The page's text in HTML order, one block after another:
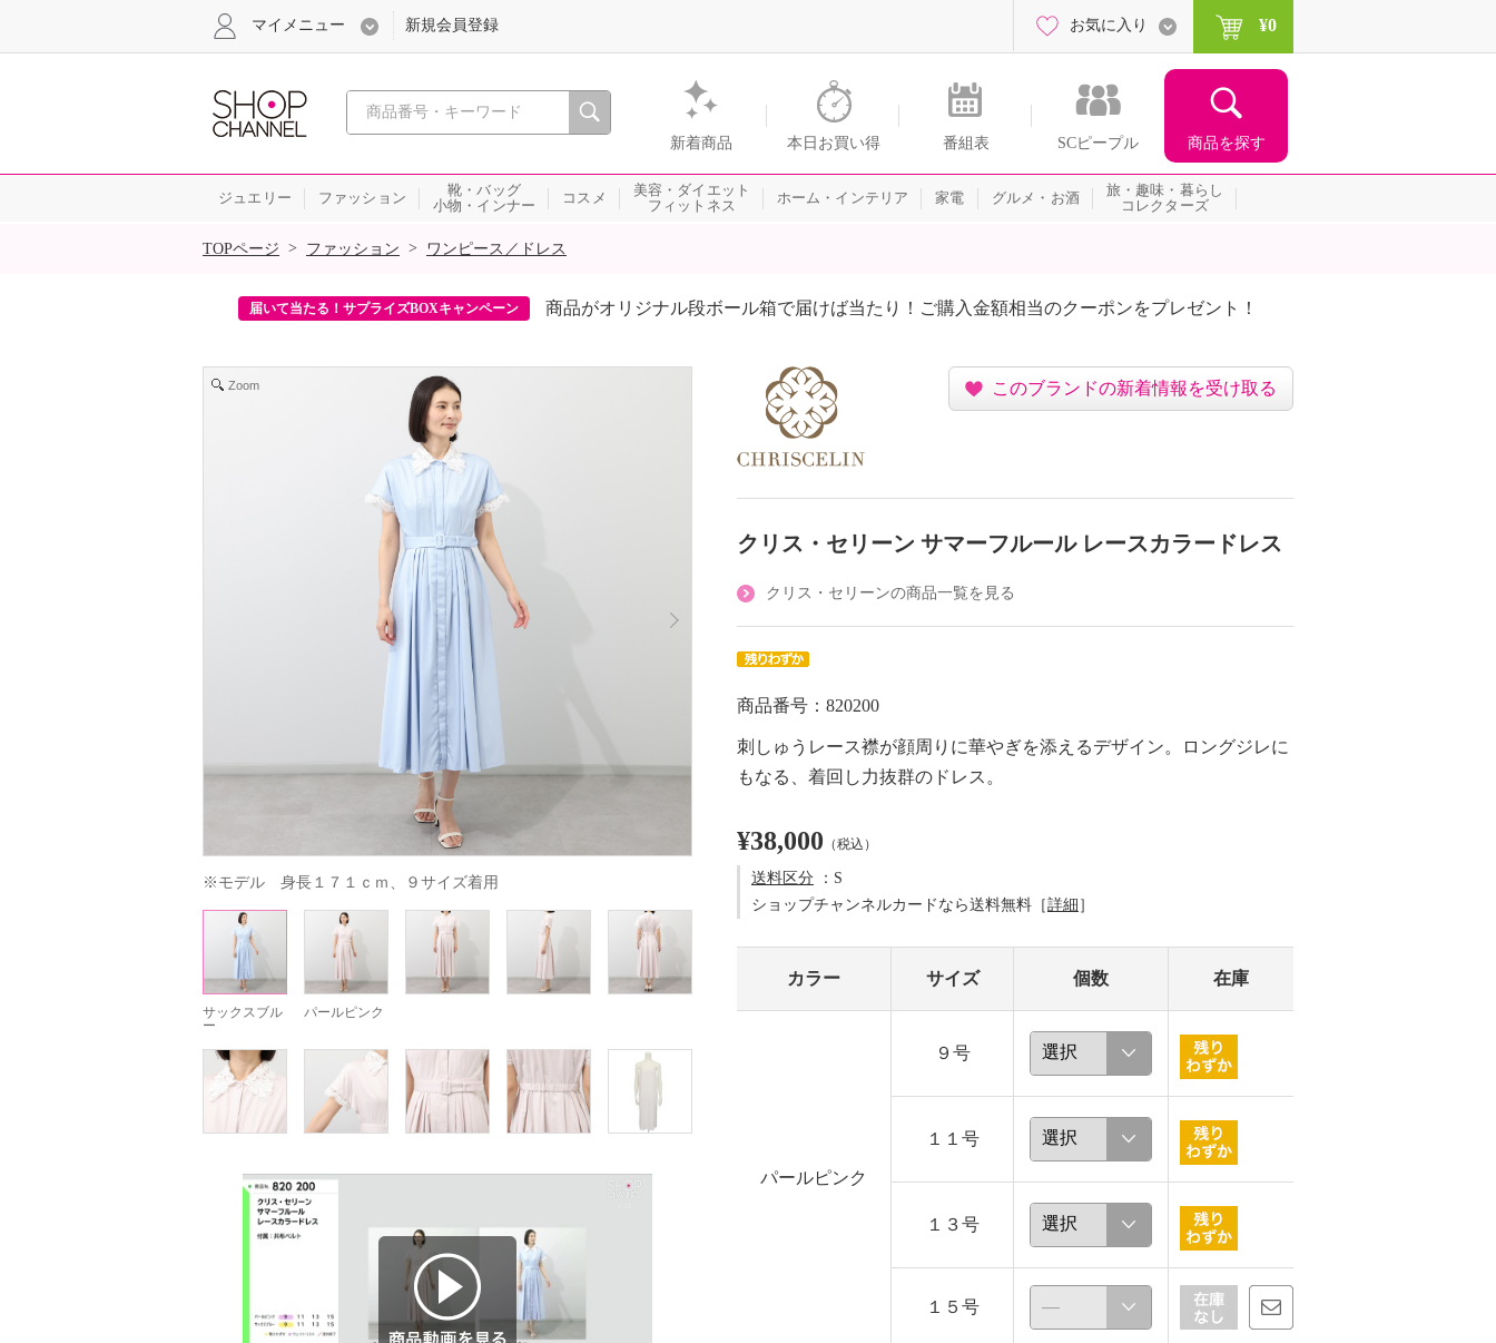
心おどる、瞬間を。通販・テレビショッピングのショップチャンネル
新着商品 本日お買い得 番組表 SCピープル 商品を探す
マイメニュー 新規会員登録 お気に入り ¥0
ジュエリー ファッション
靴・バッグ
小物・インナー
コスメ
美容・ダイエット
フィットネス
ホーム・インテリア 家電 グルメ・お酒
旅・趣味・暮らし
コレクターズ
SALE
TOPページ > ファッション > ワンピース／ドレス
届いて当たる！サプライズBOXキャンペーン 商品がオリジナル段ボール箱で届けば当たり！ご購入金額相当のクーポンをプレゼント！
Zoom
※モデル　身長１７１ｃｍ、９サイズ着用
サックスブル
ー
パールピンク
このブランドの新着情報を受け取る
クリス・セリーン サマーフルール レースカラードレス
クリス・セリーンの商品一覧を見る
商品番号：820200
刺しゅうレース襟が顔周りに華やぎを添えるデザイン。ロングジレに
もなる、着回し力抜群のドレス。
¥38,000 （税込）
送料区分 ：S
ショップチャンネルカードなら送料無料［詳細 ］
カラー サイズ 個数 在庫
パールピンク
９号
１１号
１３号
１５号